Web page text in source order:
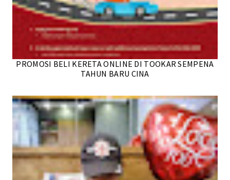
PROMOSI BELI KERETA ONLINE DI TOOKAR SEMPENA
TAHUN BARU CINA